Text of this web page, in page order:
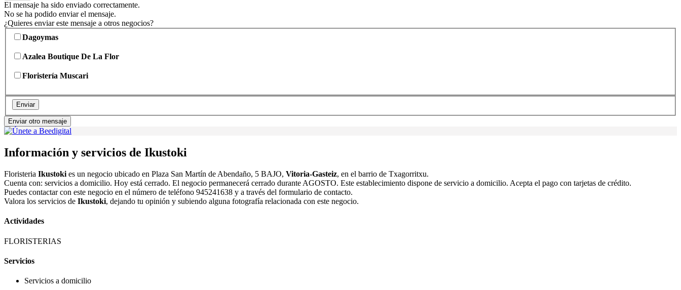
El mensaje ha sido enviado correctamente.
No se ha podido enviar el mensaje.
¿Quieres enviar este mensaje a otros negocios?
Dagoymas
Azalea Boutique De La Flor
Floristería Muscari
Enviar
Enviar otro mensaje
Información y servicios de Ikustoki
Floristeria Ikustoki es un negocio ubicado en Plaza San Martín de Abendaño, 5 BAJO, Vitoria-Gasteiz, en el barrio de Txagorritxu.
Cuenta con: servicios a domicilio. Hoy está cerrado. El negocio permanecerá cerrado durante AGOSTO. Este establecimiento dispone de servicio a domicilio. Acepta el pago con tarjetas de crédito.
Puedes contactar con este negocio en el número de teléfono 945241638 y a través del formulario de contacto.
Valora los servicios de Ikustoki, dejando tu opinión y subiendo alguna fotografía relacionada con este negocio.
Actividades
FLORISTERIAS
Servicios
Servicios a domicilio